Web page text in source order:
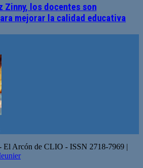
Zinny, los docentes son
mejorar la calidad educativa
El Arcón de CLIO - ISSN 2718-7969 |